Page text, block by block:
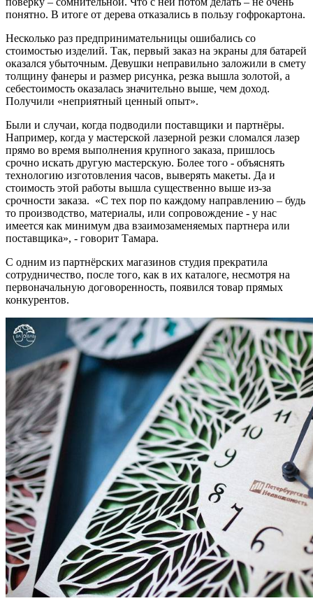
понятно. В итоге от дерева отказались в пользу гофрокартона.
Несколько раз предпринимательницы ошибались со
стоимостью изделий. Так, первый заказ на экраны для батарей
оказался убыточным. Девушки неправильно заложили в смету
толщину фанеры и размер рисунка, резка вышла золотой, а
себестоимость оказалась значительно выше, чем доход.
Получили «неприятный ценный опыт».
Были и случаи, когда подводили поставщики и партнёры.
Например, когда у мастерской лазерной резки сломался лазер
прямо во время выполнения крупного заказа, пришлось
срочно искать другую мастерскую. Более того - объяснять
технологию изготовления часов, выверять макеты. Да и
стоимость этой работы вышла существенно выше из-за
срочности заказа. «С тех пор по каждому направлению – будь
то производство, материалы, или сопровождение - у нас
имеется как минимум два взаимозаменяемых партнера или
поставщика», - говорит Тамара.
С одним из партнёрских магазинов студия прекратила
сотрудничество, после того, как в их каталоге, несмотря на
первоначальную договоренность, появился товар прямых
конкурентов.